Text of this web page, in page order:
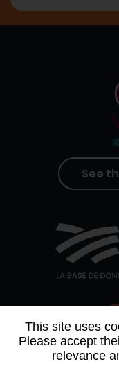
This site uses
Please accept
relevance
See